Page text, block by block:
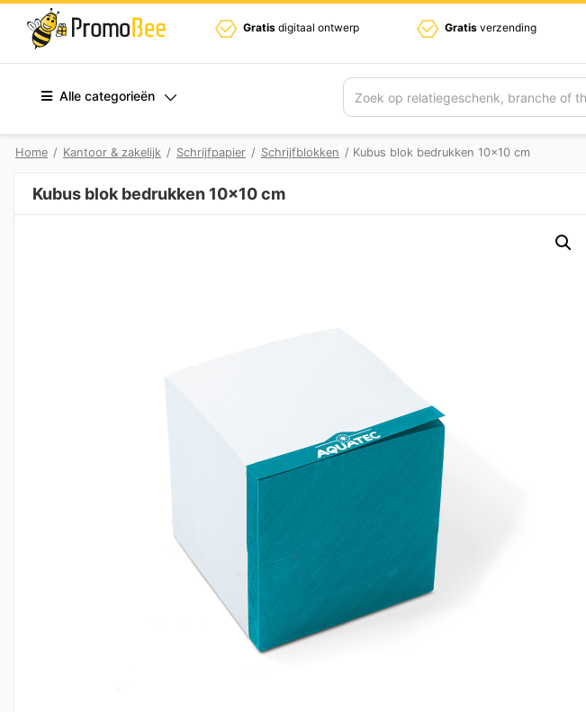
Gratis digitaal ontwerp Gratis verzending
Alle categorieën Zoek
Home / Kantoor & zakelijk / Schrijfpapier / Schrijfblokken / Kubus blok bedrukken 10×10 cm
Kubus blok bedrukken 10×10 cm